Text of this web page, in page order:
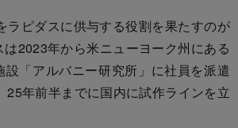
ピダスに供与する役割を果たすのが
2023年から米ニューヨーク州にある
設「アルバニー研究所」に社員を派遣
25年前半までに国内に試作ラインを立